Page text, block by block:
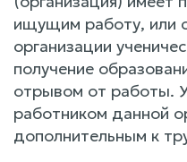
ищущим работу, или
организации
получение
отрывом от работы.
работником данной
дополнительным к